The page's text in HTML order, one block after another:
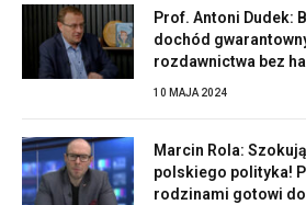
Prof. Antoni Dudek:
dochód
rozdawnictwa bez
10 MAJA 2024
Marcin Rola:
polskiego polityka!
rodzinami gotowi